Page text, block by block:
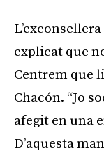
explicat que
Centrem que
Chacón. “Jo
afegit en una
D’aquesta